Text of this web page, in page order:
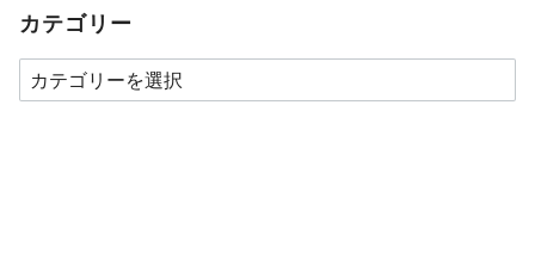
カテゴリー
カ
テ